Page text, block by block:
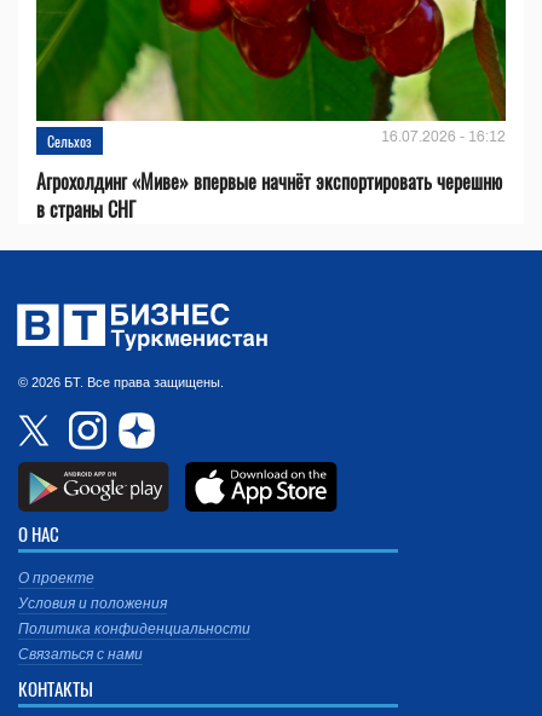
Сельхоз 16.07.2026 - 16:12
Агрохолдинг «Миве» впервые начнёт экспортировать черешню
в страны СНГ
© 2026 БТ. Все права защищены.
О НАС
О проекте
Условия и положения
Политика конфиденциальности
Связаться с нами
КОНТАКТЫ